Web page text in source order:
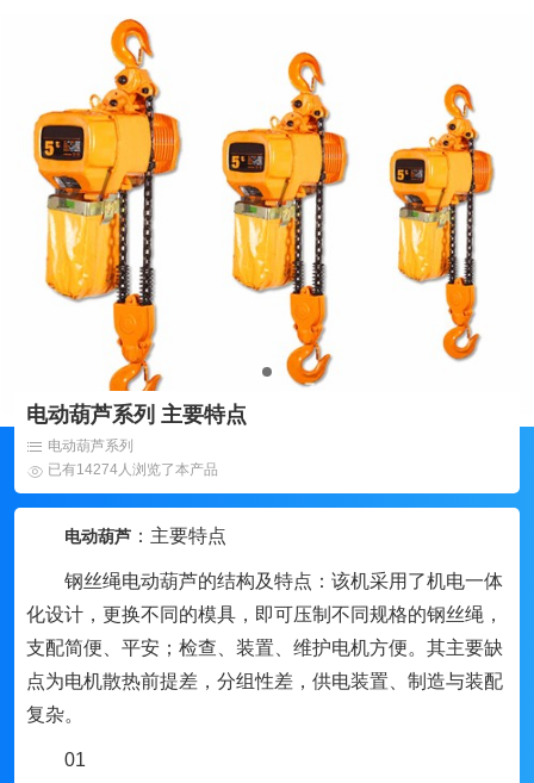
电动葫芦系列 主要特点
电动葫芦系列
已有14274人浏览了本产品
电动葫芦 ： 主要特点
钢丝绳电动葫芦的结构及特点：该机采用了机电一体
化设计，更换不同的模具，即可压制不同规格的钢丝绳，
支配简便、平安；检查、装置、维护电机方便。其主要缺
点为电机散热前提差，分组性差，供电装置、制造与装配
复杂。
01